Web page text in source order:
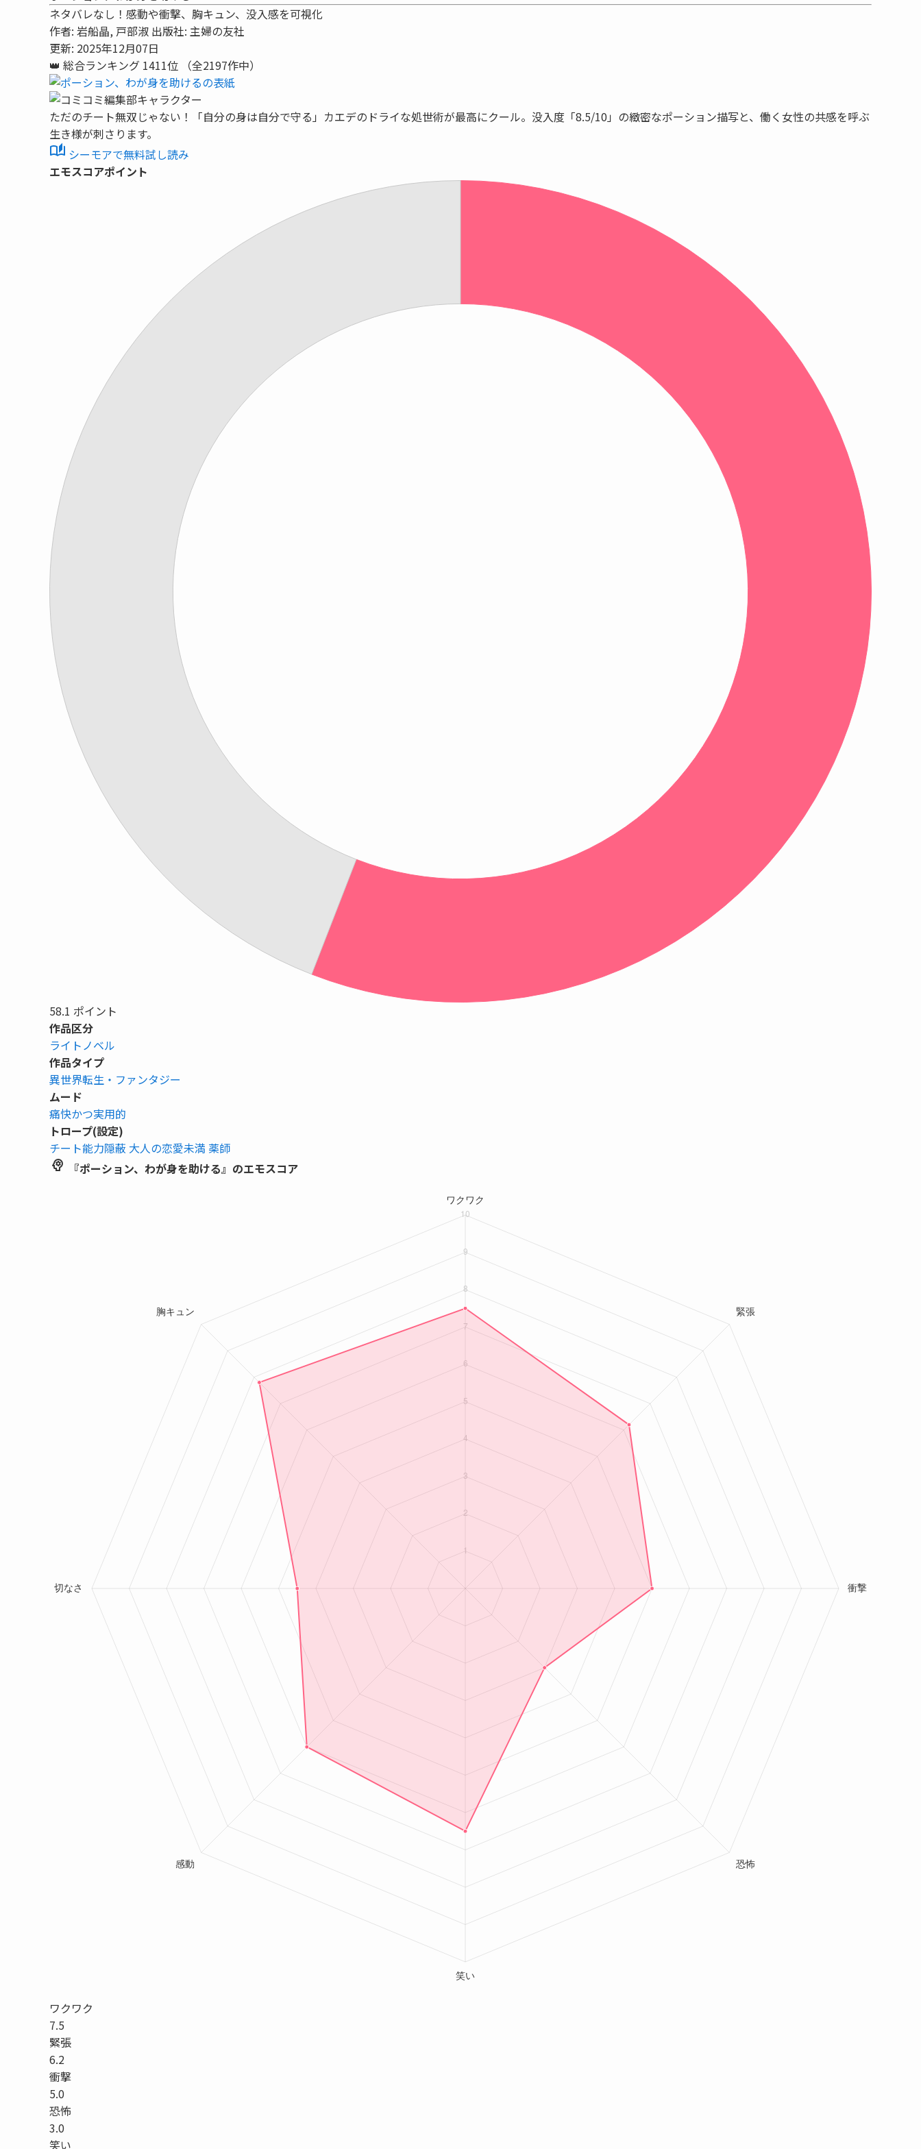
ネタバレなし！感動や衝撃、胸キュン、没入感を可視化
作者: 岩船晶, 戸部淑 出版社: 主婦の友社
更新: 2025年12月07日
👑 総合ランキング 1411位 （全2197作中）
ただのチート無双じゃない！「自分の身は自分で守る」カエデのドライな処世術が最高にクール。没入度 「8.5/10」 の緻密なポーション描写と、働く女性の共感を呼ぶ
生き様が刺さります。
auto_stories シーモアで無料試し読み
エモスコアポイント
58.1 ポイント
作品区分
ライトノベル
作品タイプ
異世界転生・ファンタジー
ムード
痛快かつ実用的
トロープ(設定)
チート能力隠蔽 大人の恋愛未満 薬師
psychology
『ポーション、わが身を助ける』のエモスコア
ワクワク
7.5
緊張
6.2
衝撃
5.0
恐怖
3.0
笑い